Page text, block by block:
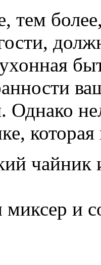
тем
Однако
миксер и